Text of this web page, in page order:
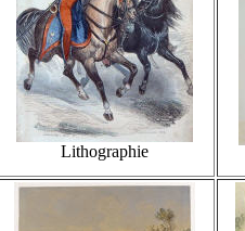
Lithographie